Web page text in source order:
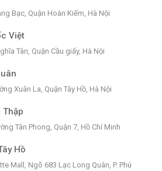
Bạc, Quận Hoàn Kiếm, Hà Nội
Việt
Tân, Quận Cầu giấy, Hà Nội
Xuân La, Quận Tây Hồ, Hà Nội
Thập
Tân Phong, Quận 7, Hồ Chí Minh
Hồ
Mall, Ngõ 683 Lạc Long Quân, P. Phú